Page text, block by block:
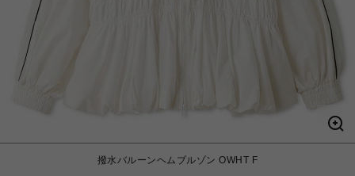
撥水バルーンヘムブルゾン OWHT F